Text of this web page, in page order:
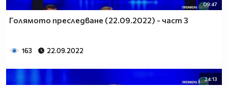
09:47
Голямото преследване (22.09.2022) - част 3
163 22.09.2022
24:13